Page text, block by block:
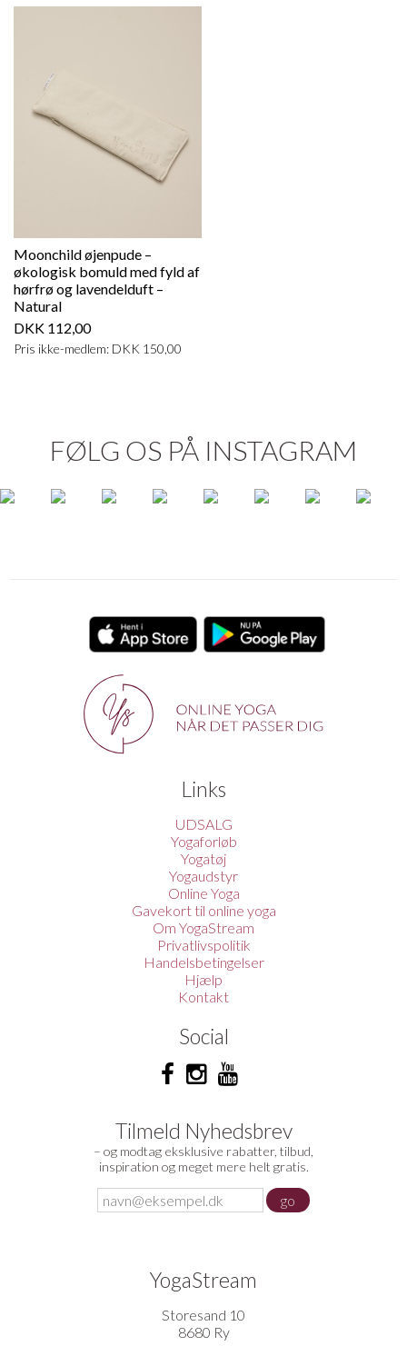
Moonchild øjenpude –
økologisk bomuld med fyld af
hørfrø og lavendelduft –
Natural
DKK 112,00
Pris ikke-medlem: DKK 150,00
FØLG OS PÅ INSTAGRAM
Links
UDSALG
Yogaforløb
Yogatøj
Yogaudstyr
Online Yoga
Gavekort til online yoga
Om YogaStream
Privatlivspolitik
Handelsbetingelser
Hjælp
Kontakt
Social
Tilmeld Nyhedsbrev
– og modtag eksklusive rabatter, tilbud,
inspiration og meget mere helt gratis.
YogaStream
Storesand 10
8680 Ry